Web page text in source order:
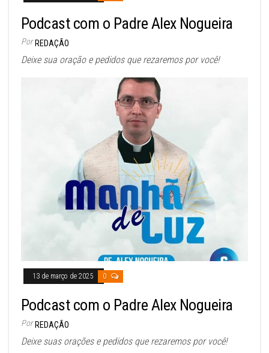
Podcast com o Padre Alex Nogueira
Por REDAÇÃO
Deixe sua oração e pedidos que rezaremos por você!
13 de março de 2025 0
Podcast com o Padre Alex Nogueira
Por REDAÇÃO
Deixe suas orações e pedidos que rezaremos por você!